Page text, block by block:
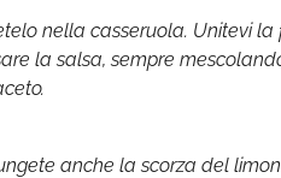
nella casseruola. Unitevi
la salsa, sempre
anche la scorza del